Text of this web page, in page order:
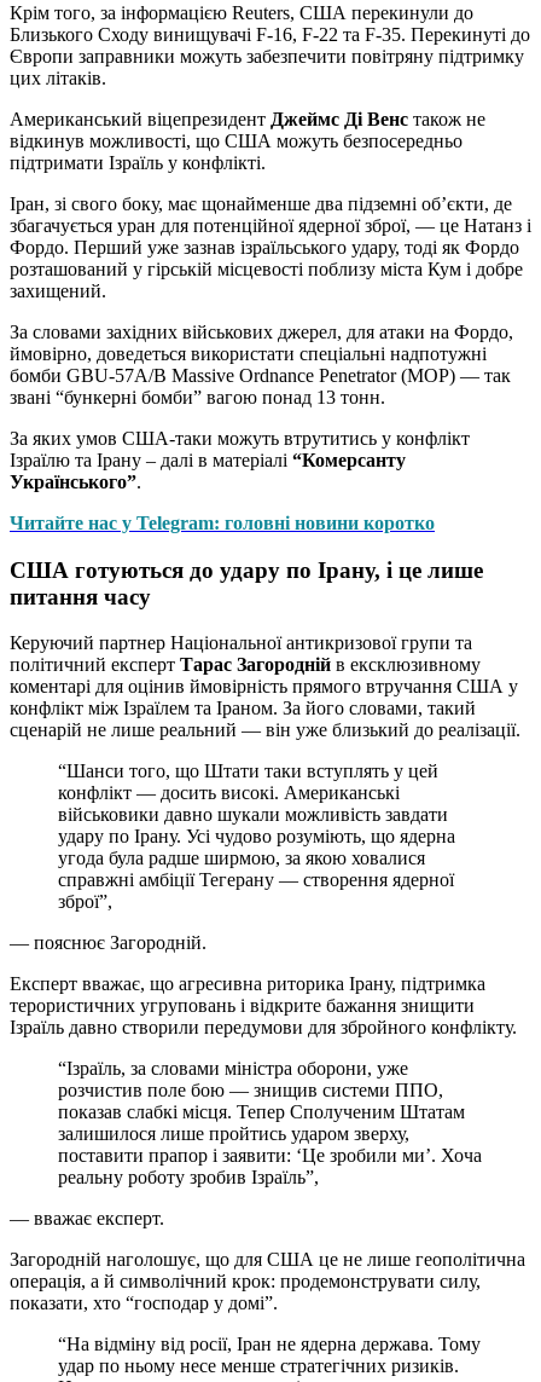
Крім того, за інформацією Reuters, США перекинули до
Близького Сходу винищувачі F-16, F-22 та F-35. Перекинуті до
Європи заправники можуть забезпечити повітряну підтримку
цих літаків.
Американський віцепрезидент Джеймс Ді Венс також не
відкинув можливості, що США можуть безпосередньо
підтримати Ізраїль у конфлікті.
Іран, зі свого боку, має щонайменше два підземні об’єкти, де
збагачується уран для потенційної ядерної зброї, — це Натанз і
Фордо. Перший уже зазнав ізраїльського удару, тоді як Фордо
розташований у гірській місцевості поблизу міста Кум і добре
захищений.
За словами західних військових джерел, для атаки на Фордо,
ймовірно, доведеться використати спеціальні надпотужні
бомби GBU-57A/B Massive Ordnance Penetrator (MOP) — так
звані “бункерні бомби” вагою понад 13 тонн.
За яких умов США-таки можуть втрутитись у конфлікт
Ізраїлю та Ірану – далі в матеріалі “Комерсанту
Українського”.
Читайте нас у Telegram: головні новини коротко
США готуються до удару по Ірану, і це лише
питання часу
Керуючий партнер Національної антикризової групи та
політичний експерт Тарас Загородній в ексклюзивному
коментарі для оцінив ймовірність прямого втручання США у
конфлікт між Ізраїлем та Іраном. За його словами, такий
сценарій не лише реальний — він уже близький до реалізації.
“Шанси того, що Штати таки вступлять у цей
конфлікт — досить високі. Американські
військовики давно шукали можливість завдати
удару по Ірану. Усі чудово розуміють, що ядерна
угода була радше ширмою, за якою ховалися
справжні амбіції Тегерану — створення ядерної
зброї”,
— пояснює Загородній.
Експерт вважає, що агресивна риторика Ірану, підтримка
терористичних угруповань і відкрите бажання знищити
Ізраїль давно створили передумови для збройного конфлікту.
“Ізраїль, за словами міністра оборони, уже
розчистив поле бою — знищив системи ППО,
показав слабкі місця. Тепер Сполученим Штатам
залишилося лише пройтись ударом зверху,
поставити прапор і заявити: ‘Це зробили ми’. Хоча
реальну роботу зробив Ізраїль”,
— вважає експерт.
Загородній наголошує, що для США це не лише геополітична
операція, а й символічний крок: продемонструвати силу,
показати, хто “господар у домі”.
“На відміну від росії, Іран не ядерна держава. Тому
удар по ньому несе менше стратегічних ризиків.